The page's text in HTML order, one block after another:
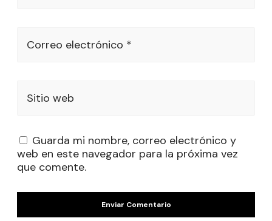
Correo electrónico *
Sitio web
Guarda mi nombre, correo electrónico y
web en este navegador para la próxima vez
que comente.